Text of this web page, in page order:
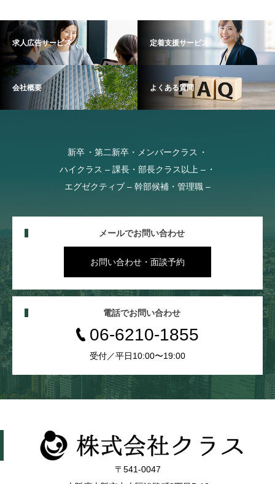
求人広告サービス 定着支援サービス
会社概要 よくある質問
新卒
第二新卒・メンバークラス
ハイクラス – 課長・部長クラス以上 –
エグゼクティブ – 幹部候補・管理職 –
メールでお問い合わせ
お問い合わせ・面談予約
電話でお問い合わせ
06-6210-1855
受付／平日10:00〜19:00
〒541-0047